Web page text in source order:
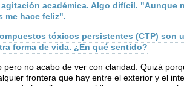
académica. Algo difícil. "Aunque
me hace feliz".
tóxicos persistentes (CTP) son
forma de vida. ¿En qué sentido?
pero no acabo de ver con claridad. Quizá
frontera que hay entre el exterior y el